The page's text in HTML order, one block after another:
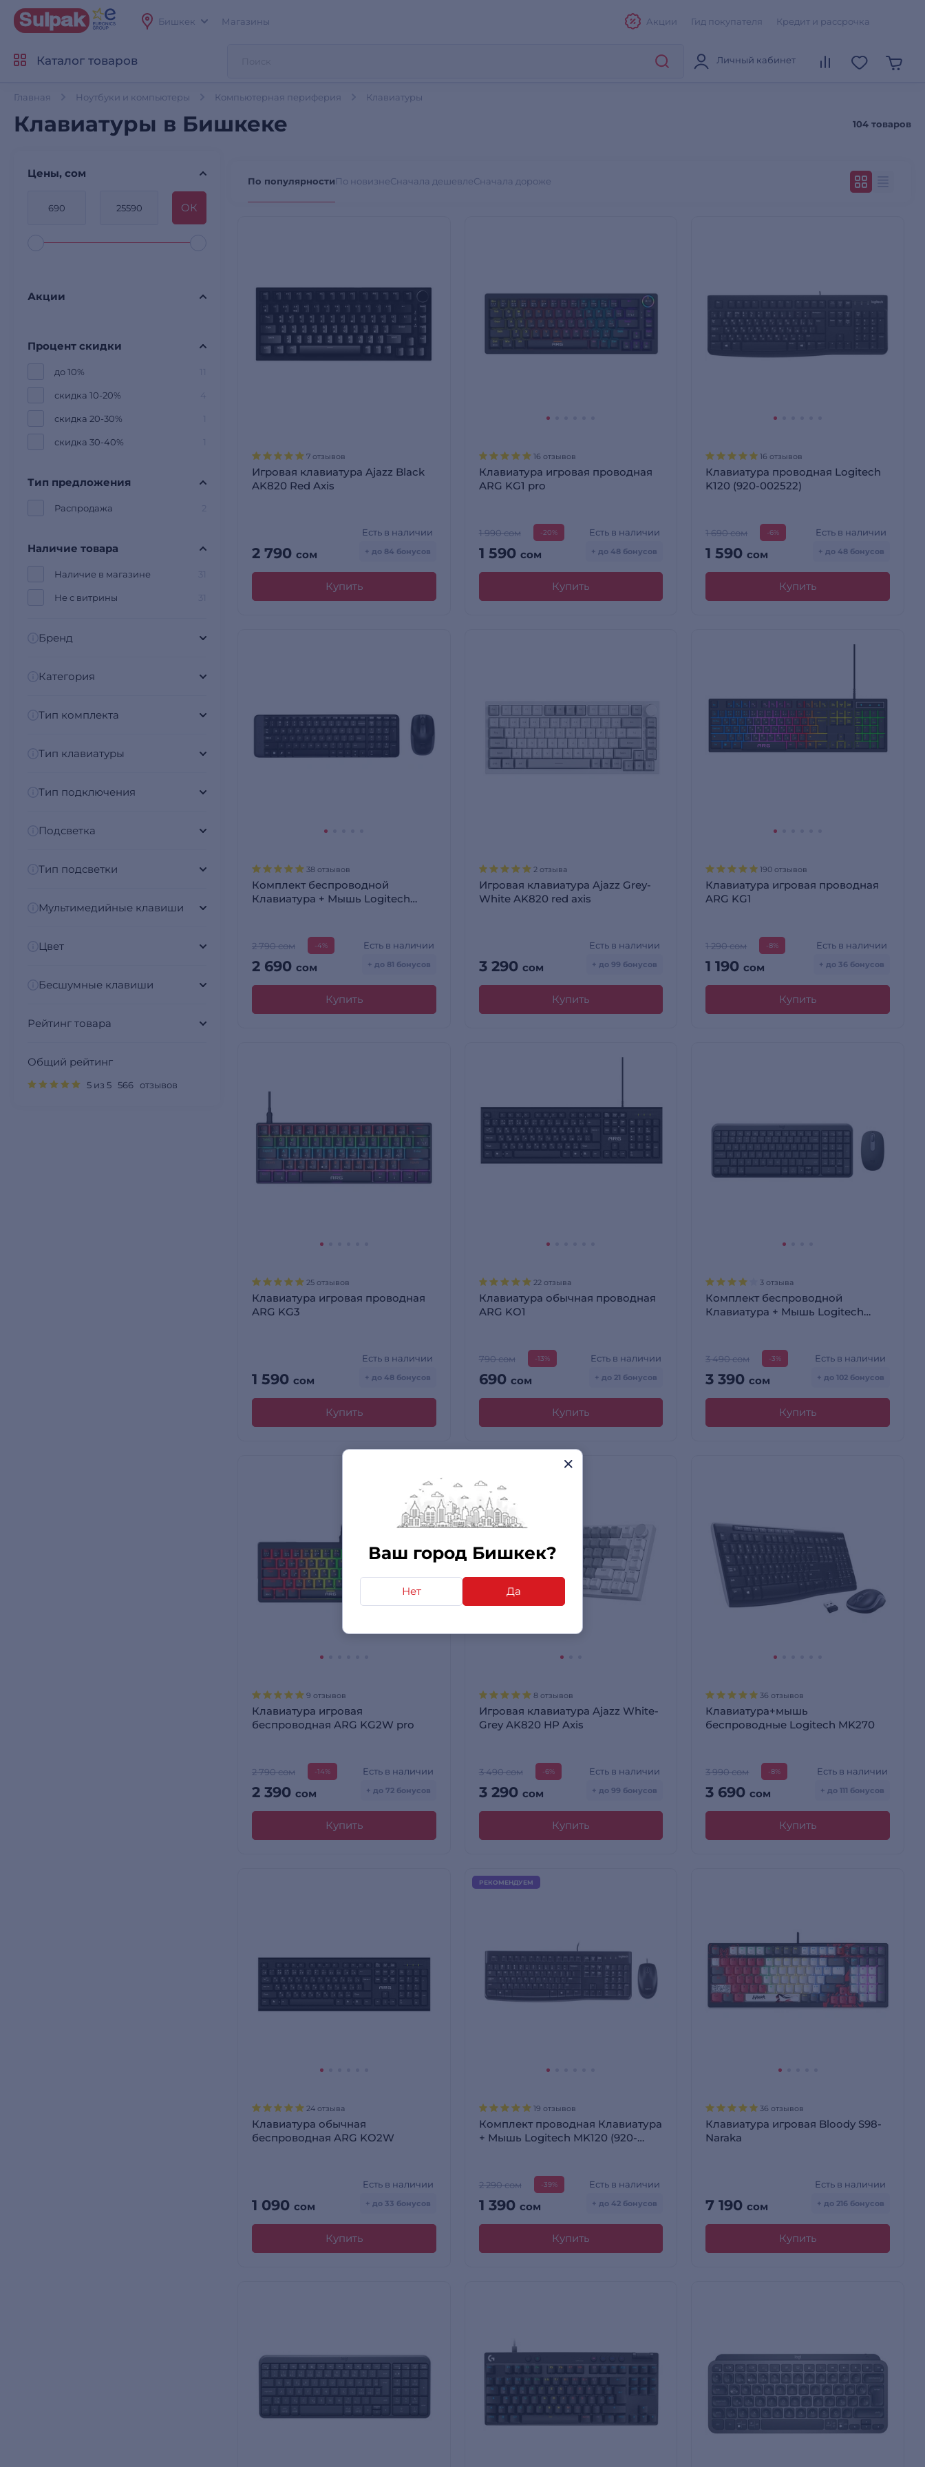
Ваш город Бишкек?
Нет Да
Бишкек Магазины Акции Гид покупателя Кредит и рассрочка
Каталог товаров Личный кабинет
Главная Ноутбуки и компьютеры Компьютерная периферия Клавиатуры
Клавиатуры в Бишкеке 104 товаров
Цены, сом
OК
Акции
Процент скидки
до 10%
скидка 10-20%
скидка 20-30%
скидка 30-40%
Тип предложения
Распродажа
Наличие товара
Наличие в магазине
Не с витрины
Бренд
Категория
Тип комплекта
Тип клавиатуры
Тип подключения
Подсветка
Тип подсветки
Мультимедийные клавиши
Цвет
Бесшумные клавиши
Рейтинг товара
Общий рейтинг
5 из 5 566 отзывов
По популярностиПо новизнеСначала дешевлеСначала дороже
7 отзывов
Игровая клавиатура Ajazz Black
AK820 Red Axis
2 790 сом
Есть в наличии
+ до 84 бонусов
Купить
16 отзывов
Клавиатура игровая проводная
ARG KG1 pro
1 990 сом -20%
1 590 сом
Есть в наличии
+ до 48 бонусов
Купить
16 отзывов
Клавиатура проводная Logitech
K120 (920-002522)
1 690 сом -6%
1 590сом
Есть в наличии
+ до 48 бонусов
Купить
38 отзывов
Комплект беспроводной
Клавиатура + Мышь Logitech
2 790 сом -4%
2 690 сом
Есть в наличии
+ до 81 бонусов
Купить
2 отзыва
Игровая клавиатура Ajazz Grey-
White AK820 red axis
3 290 сом
Есть в наличии
+ до 99 бонусов
Купить
190 отзывов
Клавиатура игровая проводная
ARG KG1
1 290 сом -8%
1 190сом
Есть в наличии
+ до 36 бонусов
Купить
25 отзывов
Клавиатура игровая проводная
ARG KG3
1 590 сом
Есть в наличии
+ до 48 бонусов
Купить
22 отзыва
Клавиатура обычная проводная
ARG KO1
790 сом -13%
690 сом
Есть в наличии
+ до 21 бонусов
Купить
3 отзыва
Комплект беспроводной
Клавиатура + Мышь Logitech
3 490 сом -3%
3 390сом
Есть в наличии
+ до 102 бонусов
Купить
9 отзывов
Клавиатура игровая
беспроводная ARG KG2W pro
2 790 сом -14%
2 390 сом
Есть в наличии
+ до 72 бонусов
Купить
8 отзывов
Игровая клавиатура Ajazz White-
Grey AK820 HP Axis
3 490 сом -6%
3 290 сом
Есть в наличии
+ до 99 бонусов
Купить
36 отзывов
Клавиатура+мышь
беспроводные Logitech MK270
3 990 сом -8%
3 690сом
Есть в наличии
+ до 111 бонусов
Купить
24 отзыва
Клавиатура обычная
беспроводная ARG KO2W
1 090 сом
Есть в наличии
+ до 33 бонусов
Купить
РЕКОМЕНДУЕМ
19 отзывов
Комплект проводная Клавиатура
+ Мышь Logitech MK120 (920-
2 290 сом -39%
1 390 сом
Есть в наличии
+ до 42 бонусов
Купить
36 отзывов
Клавиатура игровая Bloody S98-
Naraka
7 190сом
Есть в наличии
+ до 216 бонусов
Купить